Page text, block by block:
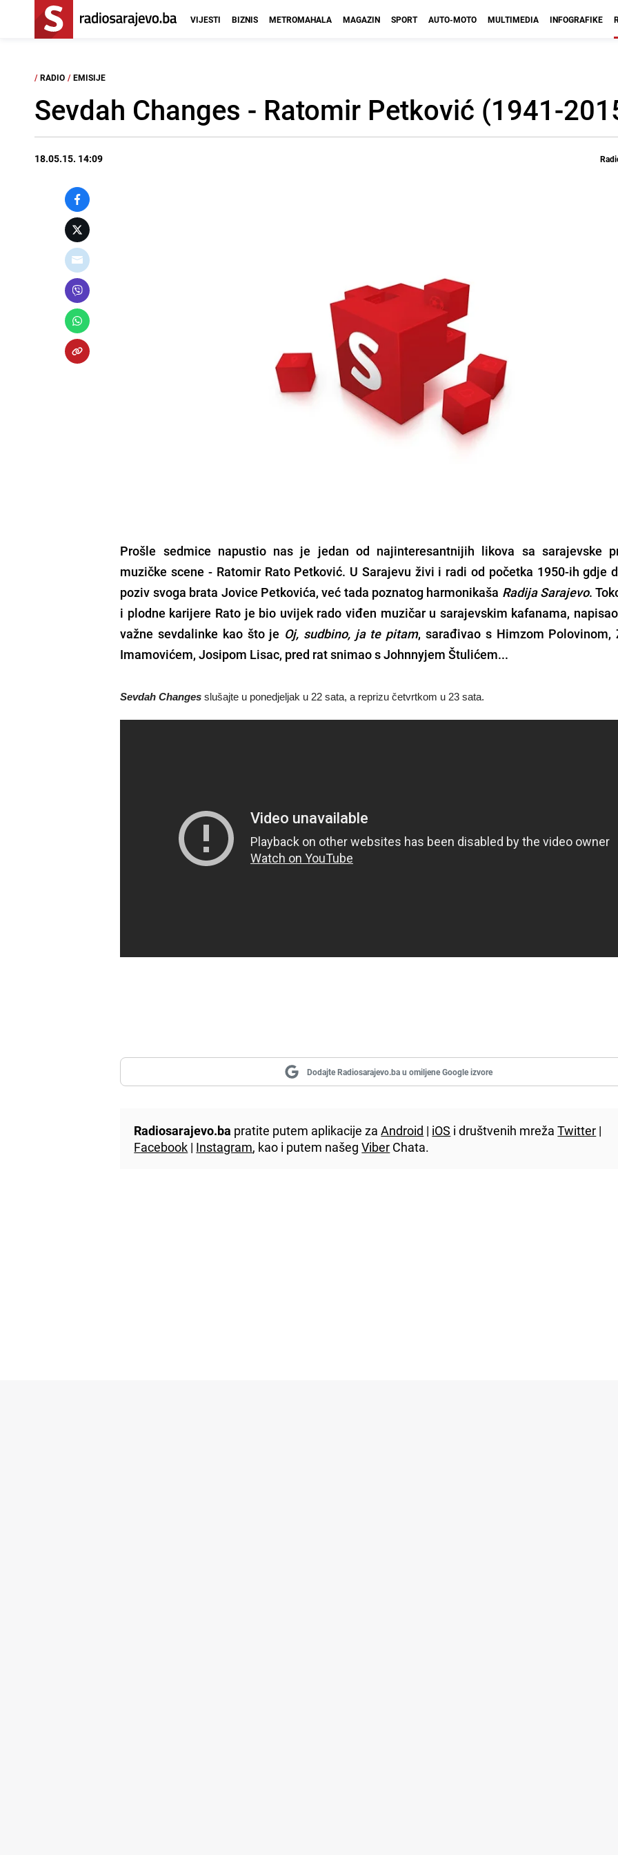
VIJESTI BIZNIS METROMAHALA MAGAZIN SPORT AUTO-MOTO MULTIMEDIA INFOGRAFIKE
/ RADIO / EMISIJE
Sevdah Changes - Ratomir Petković (1941-
18.05.15. 14:09
Prošle sedmice napustio nas je jedan od najinteresantnijih likova sa sarajevske
muzičke scene - Ratomir Rato Petković. U Sarajevu živi i radi od početka 1950-ih gdje
poziv svoga brata Jovice Petkovića, već tada poznatog harmonikaša Radija Sarajevo.
i plodne karijere Rato je bio uvijek rado viđen muzičar u sarajevskim kafanama,
važne sevdalinke kao što je Oj, sudbino, ja te pitam, sarađivao s Himzom Polovinom,
Imamovićem,Josipom Lisac, pred rat snimao sJohnnyjem Štulićem...
Sevdah Changes slušajte u ponedjeljak u 22 sata, a reprizu četvrtkom u 23 sata.
Dodajte Radiosarajevo.ba u omiljene Google izvore
Radiosarajevo.ba pratite putem aplikacije zaAndroid | iOS i društvenih mrežaTwitter |
Facebook | Instagram, kao i putem našegViber Chata.